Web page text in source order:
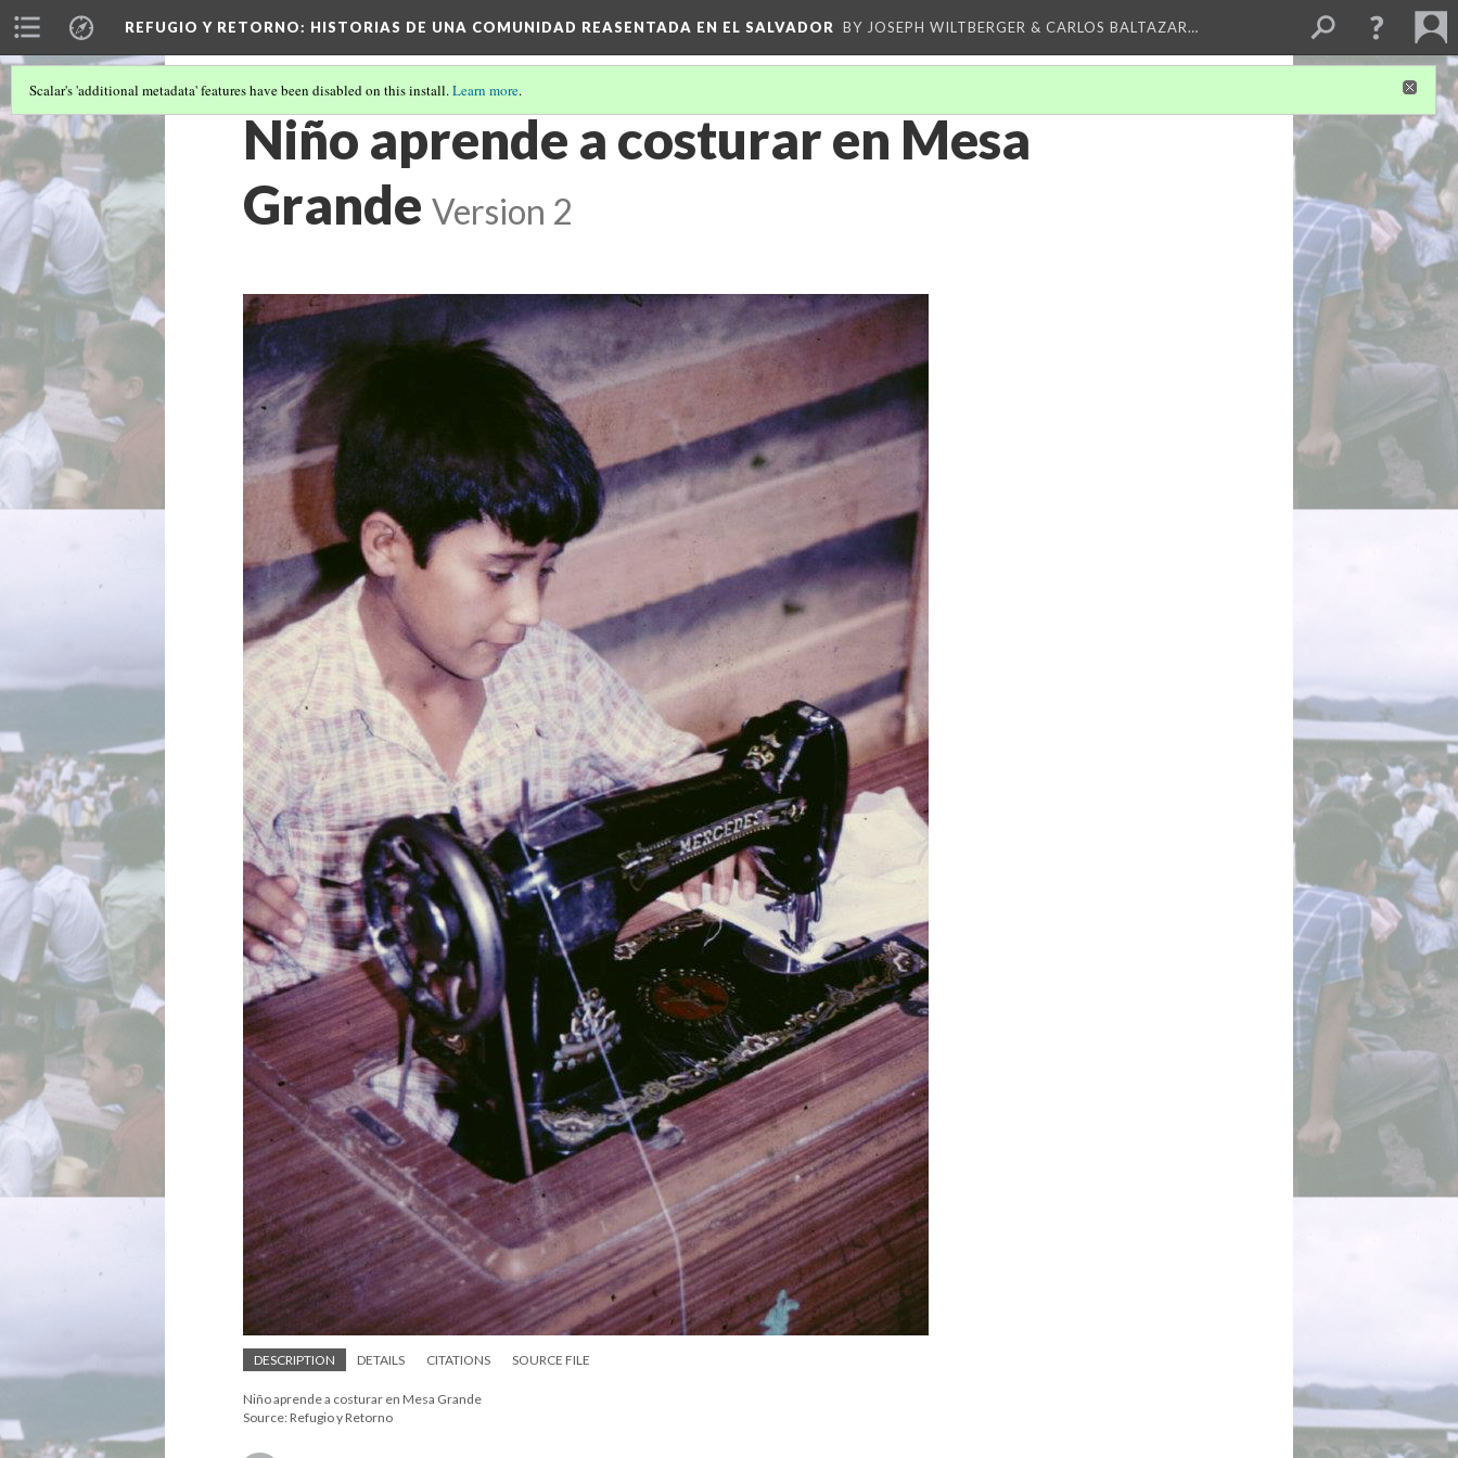
REFUGIO Y RETORNO: HISTORIAS DE UNA COMUNIDAD REASENTADA EN EL SALVADOR BY JOSEPH WILTBERGER & CARLOS BALTAZAR…
Scalar's 'additional metadata' features have been disabled on this install.Learn more.
Niño aprende a costurar en Mesa
Grande Version 2
DESCRIPTION DETAILS CITATIONS SOURCE FILE
Niño aprende a costurar en Mesa Grande
Source: Refugio y Retorno